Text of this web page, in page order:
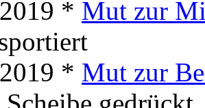
* Mut zur
* Mut zur